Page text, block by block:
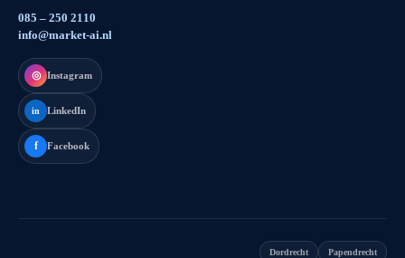
085 – 250 2110
info@market-ai.nl
◎ Instagram
in LinkedIn
f Facebook
Dordrecht Papendrecht